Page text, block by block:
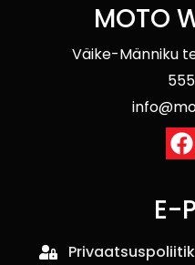
MOTO
Väike-Männiku
E-